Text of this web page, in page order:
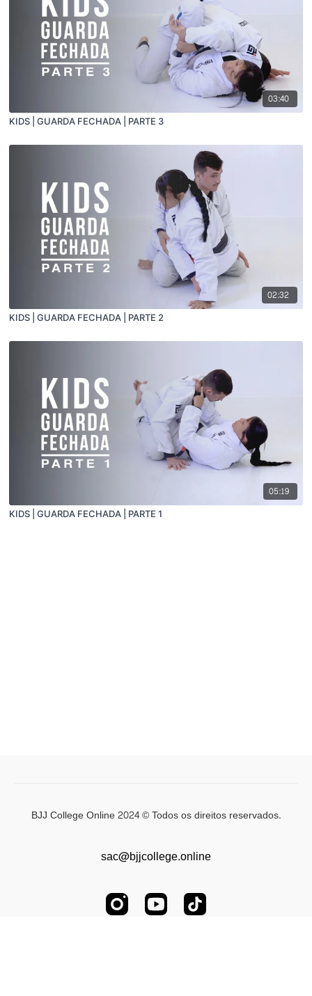
03:40
KIDS | GUARDA FECHADA | PARTE 3
02:32
KIDS | GUARDA FECHADA | PARTE 2
05:19
KIDS | GUARDA FECHADA | PARTE 1
sac@bjjcollege.online
BJJ College Online 2024 © Todos os direitos reservados.